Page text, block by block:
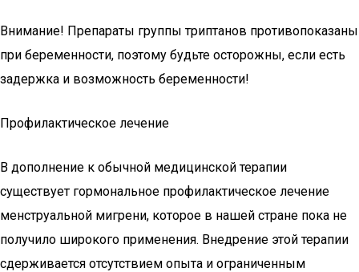
Внимание! Препараты группы триптанов противопоказаны
при беременности, поэтому будьте осторожны, если есть
задержка и возможность беременности!
Профилактическое лечение
В дополнение к обычной медицинской терапии
существует гормональное профилактическое лечение
менструальной мигрени, которое в нашей стране пока не
получило широкого применения. Внедрение этой терапии
сдерживается отсутствием опыта и ограниченным